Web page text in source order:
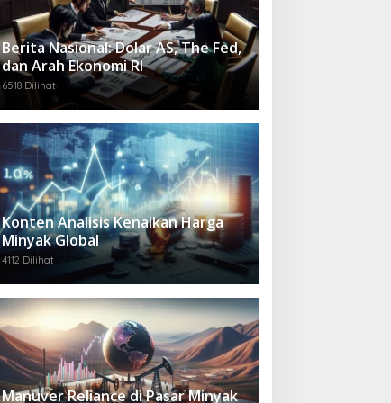
Berita Nasional: Dolar AS, The Fed,
dan Arah Ekonomi RI
6518 Dilihat
Konten Analisis Kenaikan Harga
Minyak Global
4112 Dilihat
Manuver Reliance di Pasar Minyak